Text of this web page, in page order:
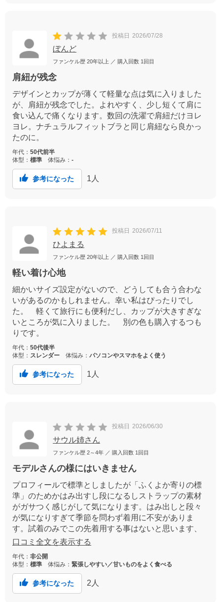
投稿日 2026/07/28
ぼんど
ファンケル歴 20年以上 ／ 購入回数 1回目
肩紐が残念
デザインとカップが薄くて軽量な点は気に入りました
が、肩紐が残念でした。よれやすく、少し短くて肩に
食い込んで痛くなります。数回の洗濯で肩紐だけヨレ
ヨレ。ナチュラルフィットブラと同じ肩紐なら良かっ
たのに。
年代： 50代前半
体型： 標準 体悩み： -
参考になった 1人
投稿日 2026/07/11
ひよまる
ファンケル歴 20年以上 ／ 購入回数 1回目
軽い着け心地
細かいサイズ設定がないので、どうしても合う合わな
いがあるのかもしれません。幸い私はぴったりでし
た。 軽くて旅行にも便利だし、カップが大きすぎな
いところが気に入りました。 別の色も購入するつも
りです。
年代： 50代後半
体型： スレンダー 体悩み： パソコンやスマホをよく使う
参考になった 1 人
投稿日 2026/06/30
サウル姉さん
ファンケル歴 2～4年 ／ 購入回数 1回目
モデルさんの様にはいきません
プロフィールで標準としましたが「ふくよか寄りの標
準」のためかはみ出すし段になるしストラップの素材
がガサつく感じがして気になります。はみ出しと段々
が気になりすぎて季節を問わず着用に不安がありま
す。試着のみでこの先着用する事はないと思います、
無駄な買い物でした。
口コミ全文を表示する
年代： 非公開
体型： 標準 体悩み： 緊張しやすい／甘いものをよく食べる
参考になった 2 人